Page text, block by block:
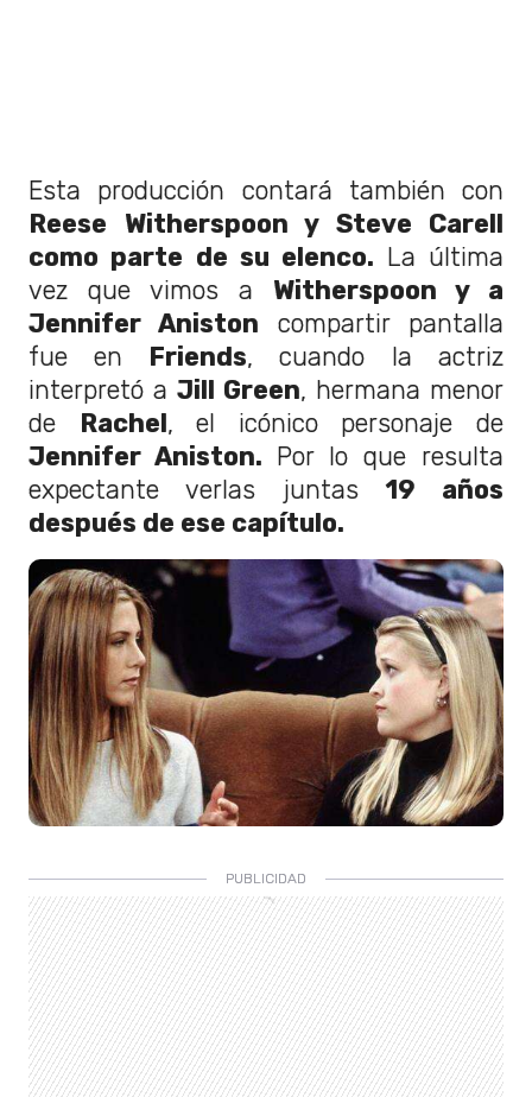
Esta producción contará también con
Reese Witherspoon y Steve Carell
como parte de su elenco. La última
vez que vimos a Witherspoon y a
Jennifer Aniston compartir pantalla
fue en Friends, cuando la actriz
interpretó a Jill Green, hermana menor
de Rachel, el icónico personaje de
Jennifer Aniston. Por lo que resulta
expectante verlas juntas19 años
después de ese capítulo.